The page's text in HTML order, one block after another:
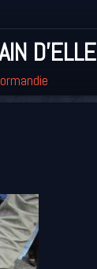
D'ELLE